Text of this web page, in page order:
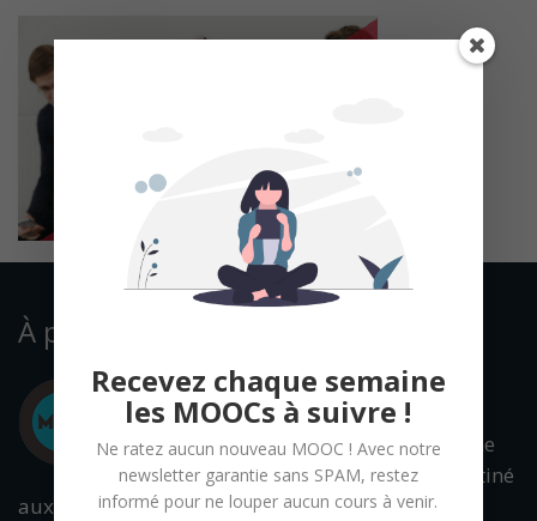
À propos
Mooc Francophone
est un portail destiné
aux cours en ligne ouverts à tous.
Recevez chaque semaine
les MOOCs à suivre !
Ne ratez aucun nouveau MOOC ! Avec notre
newsletter garantie sans SPAM, restez
informé pour ne louper aucun cours à venir.